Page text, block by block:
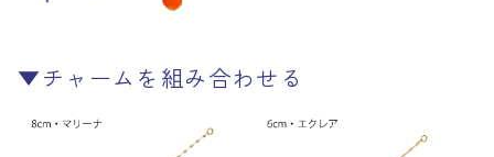
▼チャームを組み合わせる